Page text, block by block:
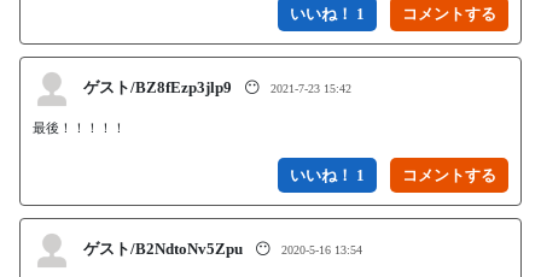
いいね！ 1
ゲスト/BZ8fEzp3jlp9 😶 2021-7-23 15:42
いいね！ 1
ゲスト/B2NdtoNv5Zpu 😶 2020-5-16 13:54